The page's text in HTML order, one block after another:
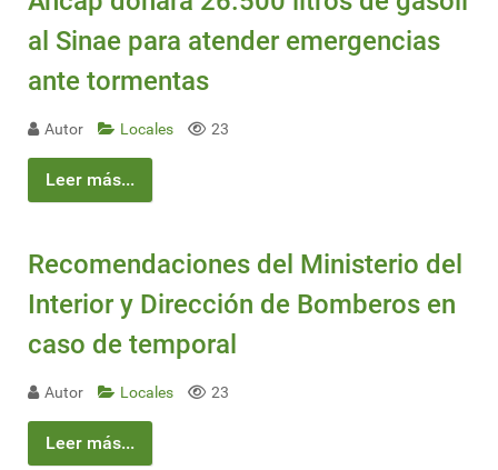
al Sinae para atender emergencias
ante tormentas
Autor Locales 23
Leer más...
Recomendaciones del Ministerio del
Interior y Dirección de Bomberos en
caso de temporal
Autor Locales 23
Leer más...